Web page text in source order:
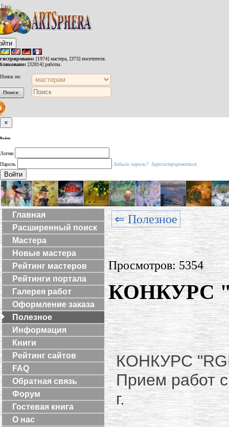
[1974] мастера, [373] посетителя.
[32814] работы.
Поиск по:
×
Войти
Логин
Пароль
Забыли пароль? Зарегистрироваться
Войти
Главная
Расширенный поиск
Мастера
Новые мастера
Рейтинг мастеров
Рейтинги портала
Галерея работ
Оформление заказа
Полезное
Информация
Книги
Рейтинг сайтов
FAQ
Обратная связь
Форум
Гостевая книга
О нас
⇐ Полезное
Просмотров: 5354
КОНКУРС
КОНКУРС
Прием работ
г.